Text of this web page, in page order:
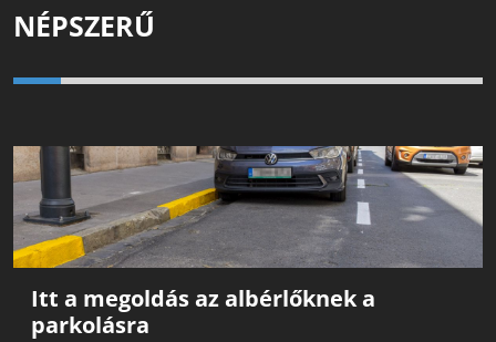
NÉPSZERŰ
Itt a megoldás az albérlőknek a
parkolásra